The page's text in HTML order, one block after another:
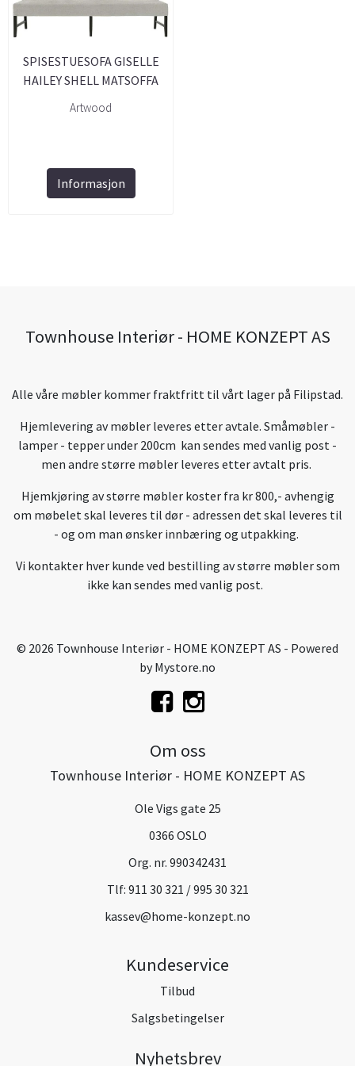
SPISESTUESOFA GISELLE
HAILEY SHELL MATSOFFA
Artwood
Informasjon
Townhouse Interiør - HOME KONZEPT AS
Alle våre møbler kommer fraktfritt til vårt lager på Filipstad.
Hjemlevering av møbler leveres etter avtale. Småmøbler -
lamper - tepper under 200cm kan sendes med vanlig post -
men andre større møbler leveres etter avtalt pris.
Hjemkjøring av større møbler koster fra kr 800,- avhengig
om møbelet skal leveres til dør - adressen det skal leveres til
- og om man ønsker innbæring og utpakking.
Vi kontakter hver kunde ved bestilling av større møbler som
ikke kan sendes med vanlig post.
© 2026 Townhouse Interiør - HOME KONZEPT AS - Powered
byMystore.no
Om oss
Townhouse Interiør - HOME KONZEPT AS
Ole Vigs gate 25
0366 OSLO
Org. nr. 990342431
Tlf: 911 30 321 / 995 30 321
kassev@home-konzept.no
Kundeservice
Tilbud
Salgsbetingelser
Nyhetsbrev